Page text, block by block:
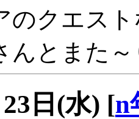
のクエス
んとまた
日(水) [n